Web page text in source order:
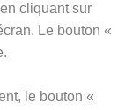
cliquant sur
Le bouton «
le bouton «